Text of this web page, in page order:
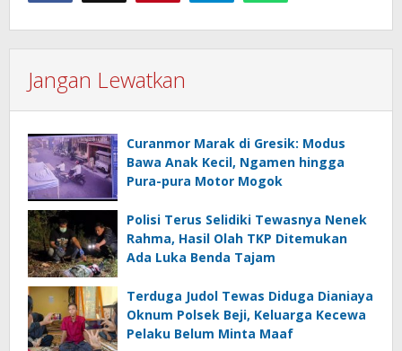
Jangan Lewatkan
Curanmor Marak di Gresik: Modus
Bawa Anak Kecil, Ngamen hingga
Pura-pura Motor Mogok
Polisi Terus Selidiki Tewasnya Nenek
Rahma, Hasil Olah TKP Ditemukan
Ada Luka Benda Tajam
Terduga Judol Tewas Diduga Dianiaya
Oknum Polsek Beji, Keluarga Kecewa
Pelaku Belum Minta Maaf